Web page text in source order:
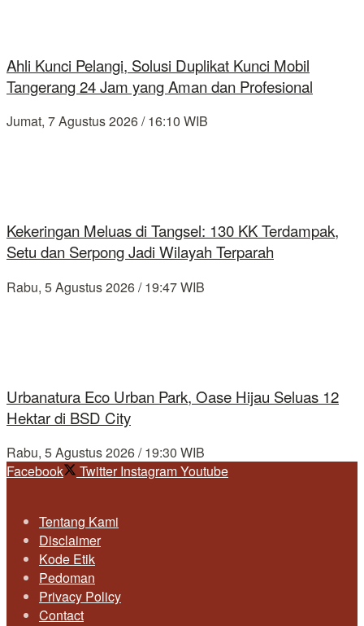
Ahli Kunci Pelangi, Solusi Duplikat Kunci Mobil
Tangerang 24 Jam yang Aman dan Profesional
Jumat, 7 Agustus 2026 / 16:10 WIB
Kekeringan Meluas di Tangsel: 130 KK Terdampak,
Setu dan Serpong Jadi Wilayah Terparah
Rabu, 5 Agustus 2026 / 19:47 WIB
Urbanatura Eco Urban Park, Oase Hijau Seluas 12
Hektar di BSD City
Rabu, 5 Agustus 2026 / 19:30 WIB
Facebook
Twitter InstagramYoutube
Tentang Kami
Disclaimer
Kode Etik
Pedoman
Privacy Policy
Contact